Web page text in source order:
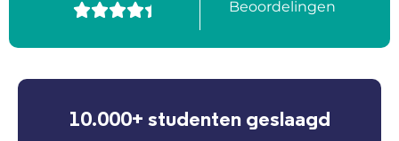
 Beoordelingen
10.000+ studenten geslaagd